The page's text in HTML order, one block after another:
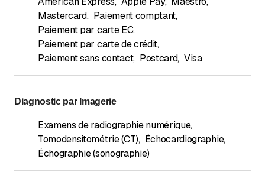
Mastercard, Paiement comptant,
Paiement par carte EC,
Paiement par carte de crédit,
Paiement sans contact, Postcard, Visa
Diagnostic par Imagerie
Examens de radiographie numérique,
Tomodensitométrie (CT), Échocardiographie,
Échographie (sonographie)